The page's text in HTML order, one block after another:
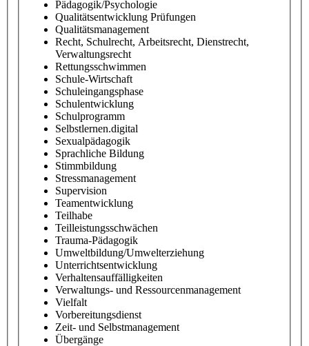
Pädagogik/Psychologie
Qualitätsentwicklung Prüfungen
Qualitätsmanagement
Recht, Schulrecht, Arbeitsrecht, Dienstrecht,
Verwaltungsrecht
Rettungsschwimmen
Schule-Wirtschaft
Schuleingangsphase
Schulentwicklung
Schulprogramm
Selbstlernen.digital
Sexualpädagogik
Sprachliche Bildung
Stimmbildung
Stressmanagement
Supervision
Teamentwicklung
Teilhabe
Teilleistungsschwächen
Trauma-Pädagogik
Umweltbildung/Umwelterziehung
Unterrichtsentwicklung
Verhaltensauffälligkeiten
Verwaltungs- und Ressourcenmanagement
Vielfalt
Vorbereitungsdienst
Zeit- und Selbstmanagement
Übergänge